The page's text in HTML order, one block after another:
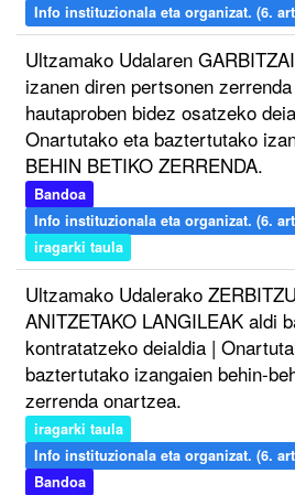
Info instituzionala eta organizat. (6.
Ultzamako Udalaren
izanen diren pertsonen zerrenda
hautaproben bidez osatzeko
Onartutako eta baztertutako
BEHIN BETIKO ZERRENDA.
Bandoa
Info instituzionala eta organizat. (6.
iragarki taula
Ultzamako Udalerako ZERBITZU
ANITZETAKO LANGILEAK aldi
kontratatzeko deialdia |
baztertutako izangaien behin-
zerrenda onartzea.
iragarki taula
Info instituzionala eta organizat. (6.
Bandoa